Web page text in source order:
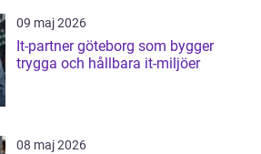
09 maj 2026
It-partner göteborg som bygger
trygga och hållbara it-miljöer
08 maj 2026